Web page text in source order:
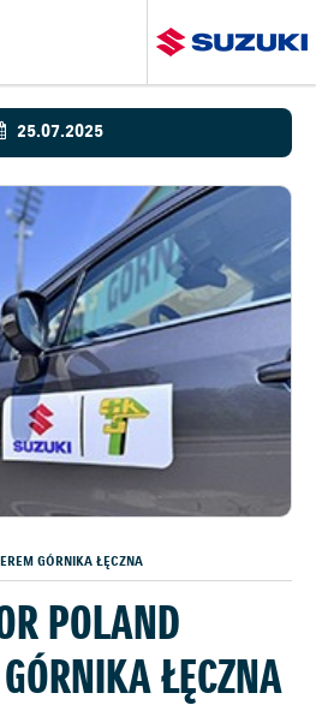
25.07.2025
GÓRNIKA ŁĘCZNA
POLAND
ŁĘCZNA